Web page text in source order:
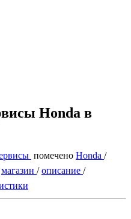
Honda в
помечено Honda /
магазин /описание /